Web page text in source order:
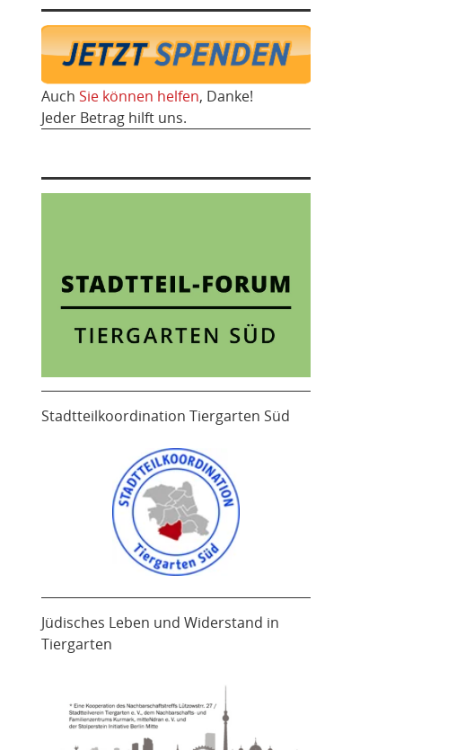
Auch Sie können helfen, Danke!
Jeder Betrag hilft uns.
Stadtteilkoordination Tiergarten Süd
Jüdisches Leben und Widerstand in
Tiergarten